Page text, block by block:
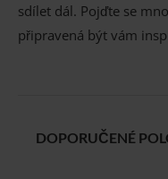
sdílet dál. Pojďte se
připravená být vám
DOPORUČENÉ